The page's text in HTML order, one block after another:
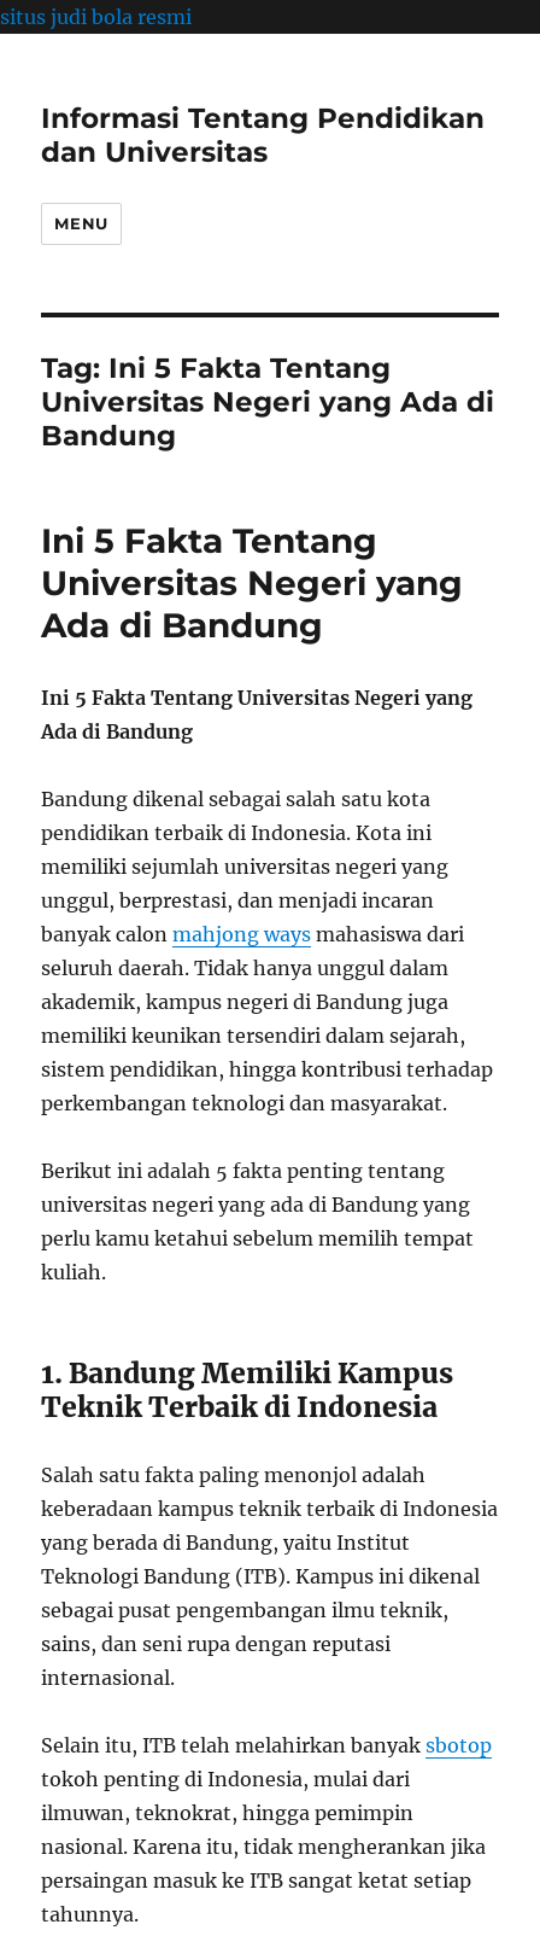
situs judi bola resmi
Informasi Tentang Pendidikan
dan Universitas
MENU
Tag: Ini 5 Fakta Tentang
Universitas Negeri yang Ada di
Bandung
Ini 5 Fakta Tentang
Universitas Negeri yang
Ada di Bandung
Ini 5 Fakta Tentang Universitas Negeri yang
Ada di Bandung
Bandung dikenal sebagai salah satu kota
pendidikan terbaik di Indonesia. Kota ini
memiliki sejumlah universitas negeri yang
unggul, berprestasi, dan menjadi incaran
banyak calonmahjong ways mahasiswa dari
seluruh daerah. Tidak hanya unggul dalam
akademik, kampus negeri di Bandung juga
memiliki keunikan tersendiri dalam sejarah,
sistem pendidikan, hingga kontribusi terhadap
perkembangan teknologi dan masyarakat.
Berikut ini adalah 5 fakta penting tentang
universitas negeri yang ada di Bandung yang
perlu kamu ketahui sebelum memilih tempat
kuliah.
1. Bandung Memiliki Kampus
Teknik Terbaik di Indonesia
Salah satu fakta paling menonjol adalah
keberadaan kampus teknik terbaik di Indonesia
yang berada di Bandung, yaitu Institut
Teknologi Bandung (ITB). Kampus ini dikenal
sebagai pusat pengembangan ilmu teknik,
sains, dan seni rupa dengan reputasi
internasional.
Selain itu, ITB telah melahirkan banyaksbotop
tokoh penting di Indonesia, mulai dari
ilmuwan, teknokrat, hingga pemimpin
nasional. Karena itu, tidak mengherankan jika
persaingan masuk ke ITB sangat ketat setiap
tahunnya.